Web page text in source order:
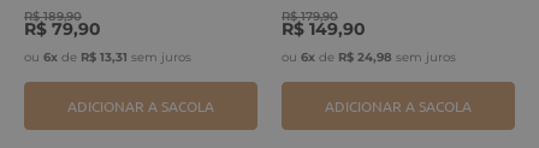
R$ 189,90
R$ 79,90
ou 6x de R$ 13,31 sem juros
ADICIONAR A SACOLA
R$ 179,90
R$ 149,90
ou 6x de R$ 24,98 sem juros
ADICIONAR A SACOLA